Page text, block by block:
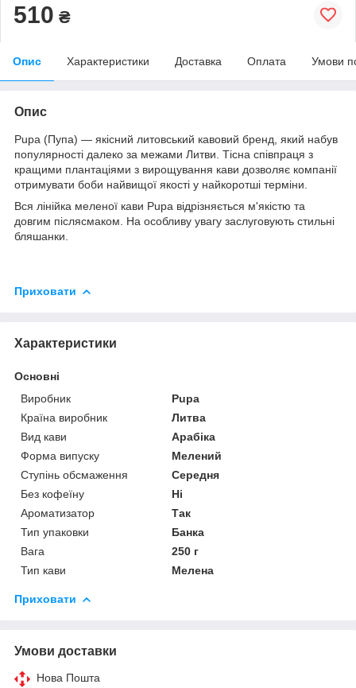
510 ₴
Опис Характеристики Доставка Оплата Умови
Опис
Pupa (Пупа) — якісний литовський кавовий бренд, який набув
популярності далеко за межами Литви. Тісна співпраця з
кращими плантаціями з вирощування кави дозволяє компанії
отримувати боби найвищої якості у найкоротші терміни.
Вся лінійка меленої кави Pupa відрізняється м'якістю та
довгим післясмаком. На особливу увагу заслуговують стильні
бляшанки.
Приховати
Характеристики
Основні
Виробник
Pupa
Країна виробник
Литва
Вид кави
Арабіка
Форма випуску
Мелений
Ступінь обсмаження
Середня
Без кофеїну
Ні
Ароматизатор
Так
Тип упаковки
Банка
Вага
250 г
Тип кави
Мелена
Приховати
Умови доставки
Нова Пошта